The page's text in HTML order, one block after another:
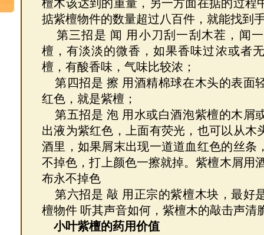
檀木该达到的重量，另一方面在掂的过程
掂紫檀物件的数量超过八百件，就能找到
第三招是 闻 用小刀刮一刮木茬，闻
檀，有淡淡的微香，如果香味过浓或者
檀，有酸香味，气味比较浓；
第四招是 擦 用酒精棉球在木头的表面
红色，就是紫檀；
第五招是 泡 用水或白酒泡紫檀的木屑
出液为紫红色，上面有荧光，也可以从木
酒里，如果屑末出现一道道血红色的丝条
不掉色，打上颜色一擦就掉。紫檀木屑用
布永不掉色
第六招是 敲 用正宗的紫檀木块，最好
檀物件 听其声音如何，紫檀木的敲击声清
小叶紫檀的药用价值